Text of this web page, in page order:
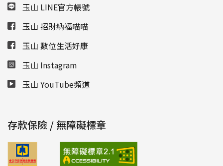
玉山 LINE官方帳號
玉山 招財納福喵喵
玉山 數位生活好康
玉山 Instagram
玉山 YouTube頻道
存款保險 / 無障礙標章